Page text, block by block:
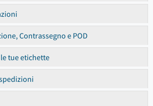
Contrassegno e POD
tue etichette